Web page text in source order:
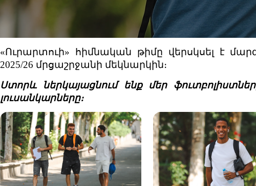
«Ուրարտուի» հիմնական թիմը վերսկսել է
2025/26 մրցաշրջանի մեկնարկին։
Ստորև ներկայացնում ենք մեր
լուսանկարները։